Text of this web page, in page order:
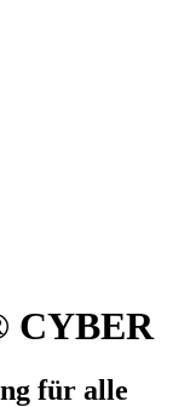
CYBER
für alle